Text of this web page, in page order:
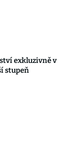
exkluzivně v
stupeň